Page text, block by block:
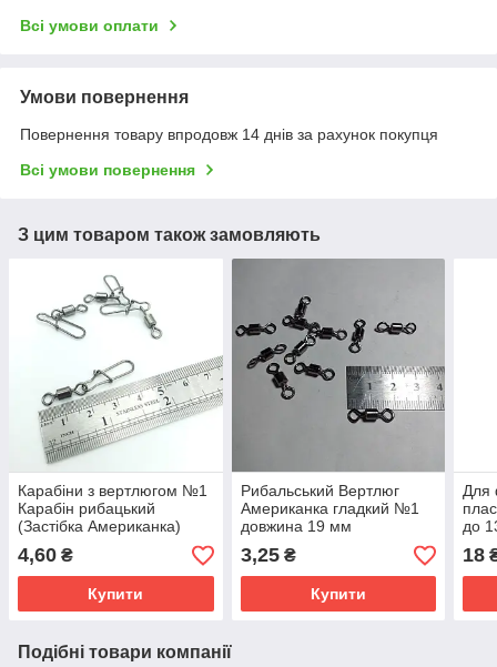
Всі умови оплати
Умови повернення
Повернення товару впродовж 14 днів за рахунок покупця
Всі умови повернення
З цим товаром також замовляють
Карабіни з вертлюгом №1
Карабін рибацький
(Застібка Американка)
4,60 ₴
Купити
Рибальський Вертлюг
Американка гладкий №1
довжина 19 мм
Вертлюжок
3,25₴
Купити
Для
до
18
Подібні товари компанії